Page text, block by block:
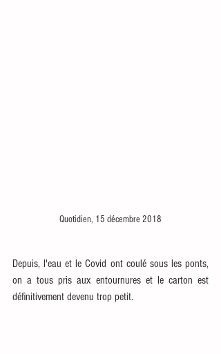
Quotidien, 15 décembre 2018
Depuis, l'eau et le Covid ont coulé sous les ponts,
on a tous pris aux entournures et le carton est
définitivement devenu trop petit.